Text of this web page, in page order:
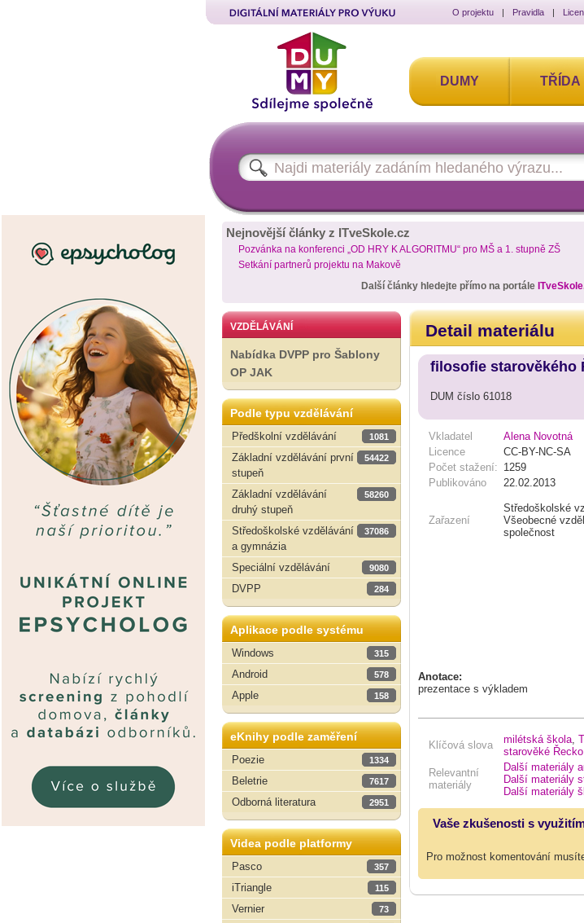
O projektu | Pravidla |
DUMY TŘÍDA
Nejnovější články z ITveSkole.cz
Pozvánka na konferenci „OD HRY K ALGORITMU“ pro MŠ a 1. stupně ZŠ
Setkání partnerů projektu na Makově
Další články hledejte přímo na portále
VZDĚLÁVÁNÍ
Nabídka DVPP pro Šablony
OP JAK
Podle typu vzdělávání
Předškolní vzdělávání
1081
Základní vzdělávání první
stupeň
54422
Základní vzdělávání
druhý stupeň
58260
Středoškolské vzdělávání
a gymnázia
37086
Speciální vzdělávání 9080
DVPP 284
Aplikace podle systému
Windows
315
Android 578
Apple 158
eKnihy podle zaměření
Poezie
1334
Beletrie 7617
Odborná literatura 2951
Videa podle platformy
Pasco
357
iTriangle 115
Vernier 73
Detail materiálu
filosofie starověkého
DUM číslo 61018
Vkladatel
Alena Novotná
Licence
CC-BY-NC-SA
Počet stažení: 1259
Publikováno
22.02.2013
Zařazení
Středoškolské
Všeobecné
společnost
Anotace:
prezentace s výkladem
Klíčová slova milétská škola
starověké Řecko
Relevantní
materiály
Další materiály
Další materiály
Další materiály
Vaše zkušenosti s
Pro možnost komentování